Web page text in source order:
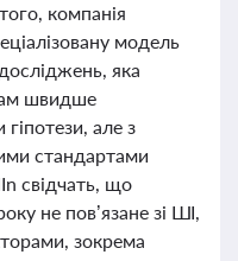
компанія
модель
яка
швидше
але з
стандартами
свідчать, що
не пов’язане зі ШІ,
зокрема